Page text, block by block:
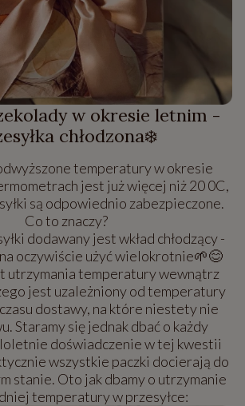
w okresie letnim -
chłodzona❄️
temperatury w okresie
jest już więcej niż 20 0C,
są odpowiednio zabezpieczone.
Co to znaczy?
dodawany jest wkład chłodzący -
oczywiście użyć wielokrotnie🌱😊
utrzymania temperatury wewnątrz
jest uzależniony od temperatury
dostawy, na które niestety nie
Staramy się jednak dbać o każdy
doświadczenie w tej kwestii
wszystkie paczki docierają do
stanie. Oto jak dbamy o utrzymanie
temperatury w przesyłce: